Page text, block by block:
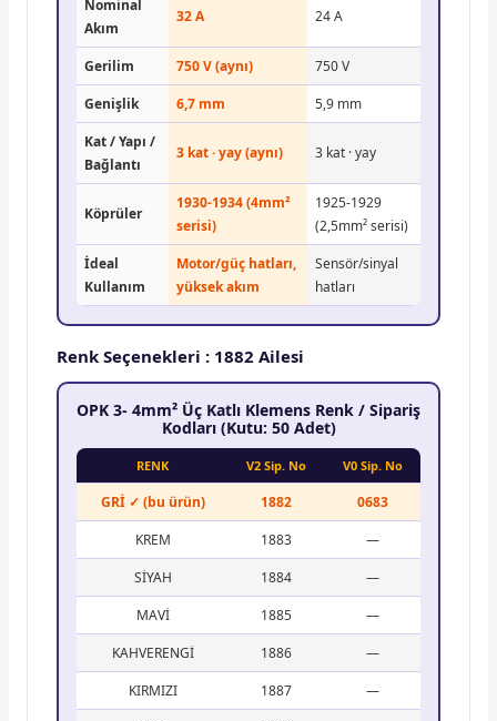
Nominal
Akım
32 A 24 A
Gerilim 750 V (aynı)
750 V
Genişlik
6,7 mm
5,9 mm
Kat / Yapı /
Bağlantı
3 kat · yay (aynı) 3 kat · yay
Köprüler
1930-1934 (4mm²
serisi)
1925-1929
(2,5mm² serisi)
İdeal
Kullanım
Motor/güç hatları,
yüksek akım
Sensör/sinyal
hatları
Renk Seçenekleri : 1882 Ailesi
OPK 3- 4mm² Üç Katlı Klemens Renk / Sipariş
Kodları (Kutu: 50 Adet)
RENK V2 Sip. No V0 Sip. No
GRİ ✓ (bu ürün) 1882
0683
KREM
1883
—
SİYAH
1884
—
MAVİ
1885
—
KAHVERENGİ
1886
—
KIRMIZI
1887
—